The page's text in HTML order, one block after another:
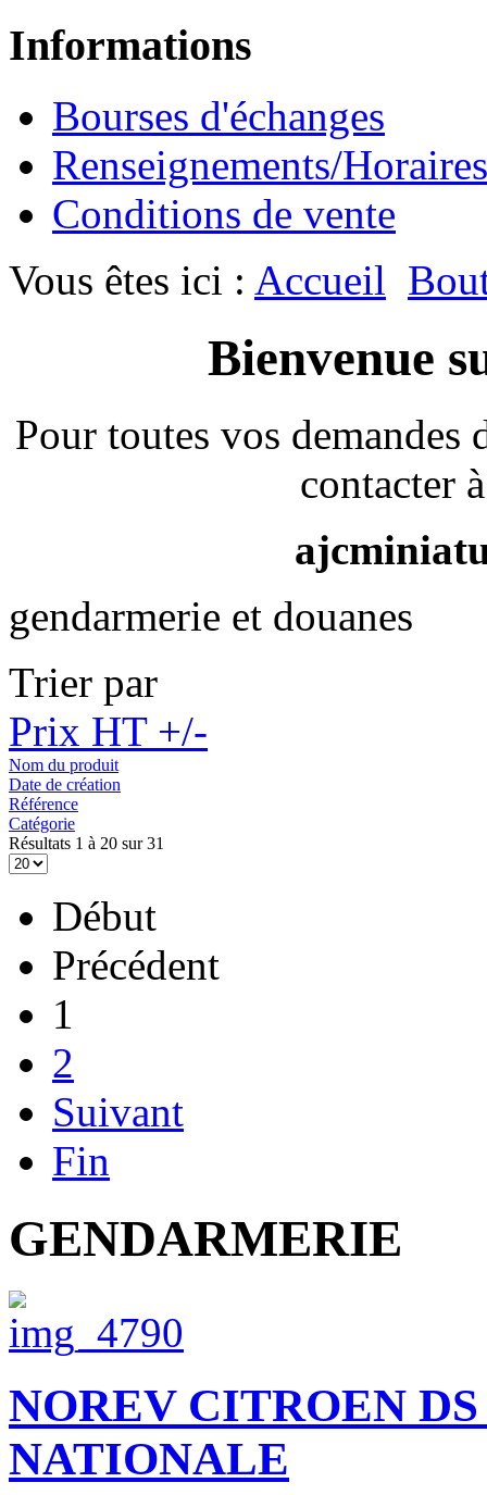
Informations
Bourses d'échanges
Renseignements/Horaires
Conditions de vente
Vous êtes ici : Accueil
Bienvenue
Pour toutes vos
contacter
gendarmerie et douanes
Trier par
Prix HT +/-
Nom du produit
Date de création
Référence
Catégorie
Résultats 1 à 20 sur 31
Début
Précédent
1
2
Suivant
Fin
GENDARMERIE
NOREV CITROEN
NATIONALE